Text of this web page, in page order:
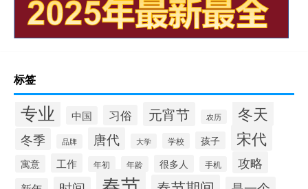
标签
专业 中国 习俗 元宵节 农历 冬天
冬季 品牌 唐代 大学 学校 孩子 宋代
寓意 工作 年初 年龄 很多人 手机 攻略